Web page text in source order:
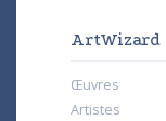
ArtWizard
Œuvres
Artistes